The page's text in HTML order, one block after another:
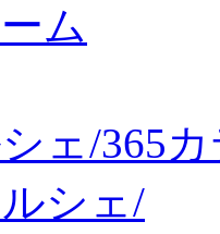
ム
ェ/365
シェ/